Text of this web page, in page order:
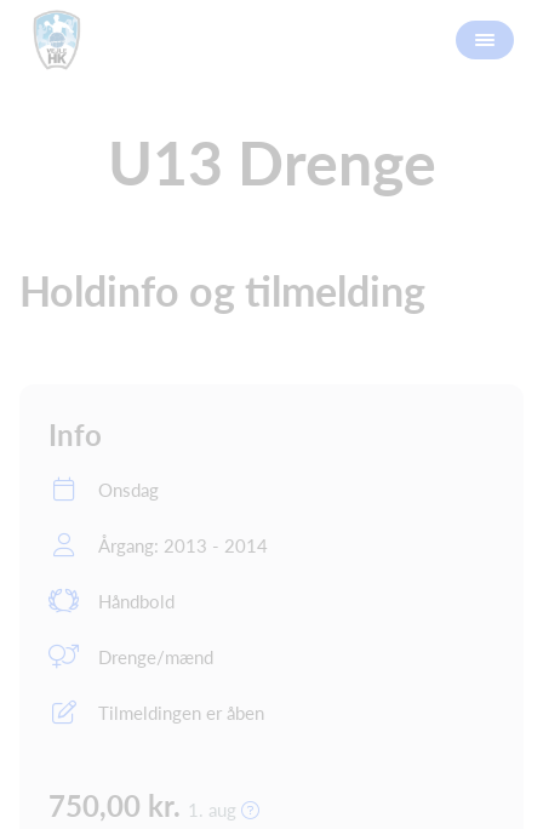
U13 Drenge
Holdinfo og tilmelding
Info
Onsdag
Årgang: 2013 - 2014
Håndbold
Drenge/mænd
Tilmeldingen er åben
750,00 kr. 1. aug